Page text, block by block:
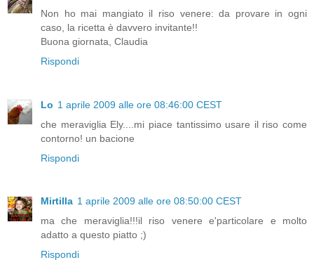
Non ho mai mangiato il riso venere: da provare in ogni
caso, la ricetta è davvero invitante!!
Buona giornata, Claudia
Rispondi
Lo 1 aprile 2009 alle ore 08:46:00 CEST
che meraviglia Ely....mi piace tantissimo usare il riso come
contorno! un bacione
Rispondi
Mirtilla 1 aprile 2009 alle ore 08:50:00 CEST
ma che meraviglia!!!il riso venere e'particolare e molto
adatto a questo piatto ;)
Rispondi